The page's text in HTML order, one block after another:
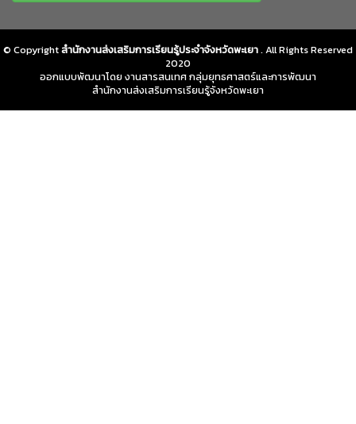
© Copyrightสำนักงานส่งเสริมการเรียนรู้ประจำจังหวัดพะเยา. All Rights Reserved
2020
ออกแบบพัฒนาโดย งานสารสนเทศ กลุ่มยุทธศาสตร์และการพัฒนา
สำนักงานส่งเสริมการเรียนรู้จังหวัดพะเยา